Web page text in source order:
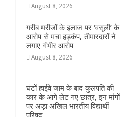
August 8, 2026
गरीब मरीजों के इलाज पर ‘वसूली’ के
आरोप से मचा हड़कंप, तीमारदारों ने
लगाए गंभीर आरोप
August 8, 2026
घंटों हाईवे जाम के बाद कुलपति की
कार के आगे लेट गए छात्र, इन मांगों
पर अड़ा अखिल भारतीय विद्यार्थी